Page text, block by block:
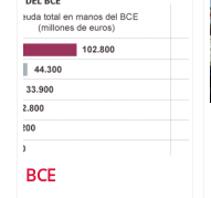
fraudulento
BCE